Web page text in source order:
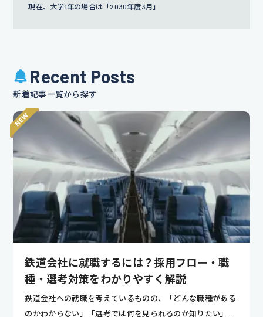
現在、大学1年の場合は「2030年度3月」
Recent Posts
新着記事一覧から探す
鉄道会社に就職するには？採用フロー・職
種・選考対策をわかりやすく解説
鉄道会社への就職を考えているものの、「どんな職種がある
のかわからない」「選考では何を見られるのか知りたい」と